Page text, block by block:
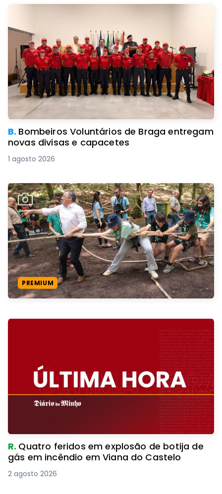
B. Bombeiros Voluntários de Braga entregam
novas divisas e capacetes
1 agosto 2026
PREMIUM
R. Quatro feridos em explosão de botija de
gás em incêndio em Viana do Castelo
2 agosto 2026